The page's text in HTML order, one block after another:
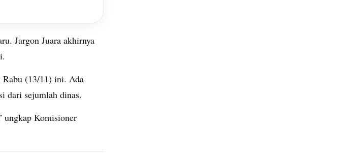
Jargon Juara akhirnya
Rabu (13/11) ini. Ada
dari sejumlah dinas.
ungkap Komisioner